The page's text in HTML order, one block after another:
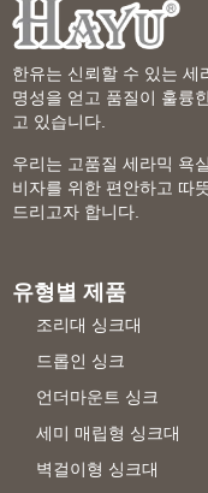
한유는 신뢰할 수 있는 세
명성을 얻고 품질이 훌륭
고 있습니다.
우리는 고품질 세라믹 욕
비자를 위한 편안하고 따
드리고자 합니다.
유형별 제품
조리대 싱크대
드롭인 싱크
언더마운트 싱크
세미 매립형 싱크대
벽걸이형 싱크대